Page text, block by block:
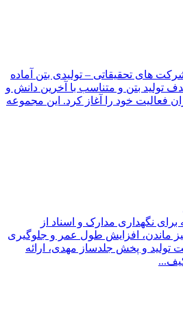
های تحقیقاتی – تولیدی بتن آماده
در سال ۱۳۹۶ با هدف تولید بتن و متناسب با آخرین دانش و
فعالیت خود را آغاز کرد. این مجموعه
برای نگهداری مدارک و اسناد از
ماندن، افزایش طول عمر و جلوگیری
و پخش جلدساز مهدی، ارائه